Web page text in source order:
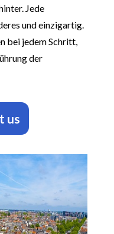
Jede
und einzigartig.
bei jedem Schritt,
der
us